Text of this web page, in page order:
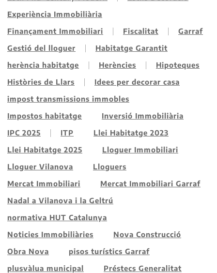
Experiència Immobiliària
Finançament Immobiliari
Fiscalitat
Garraf
Gestió del lloguer
Habitatge Garantit
herència habitatge
Herències
Hipoteques
Històries de Llars
Idees per decorar casa
impost transmissions immobles
Impostos habitatge
Inversió Immobiliària
IPC 2025
ITP
Llei Habitatge 2023
Llei Habitatge 2025
Lloguer Immobiliari
Lloguer Vilanova
Lloguers
Mercat Immobiliari
Mercat Immobiliari Garraf
Nadal a Vilanova i la Geltrú
normativa HUT Catalunya
Noticies Immobiliàries
Nova Construcció
Obra Nova
pisos turístics Garraf
plusvàlua municipal
Préstecs Generalitat